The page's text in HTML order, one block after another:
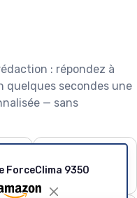
ForceClima 9350
: répondez à
quelques secondes une
— sans
Robot tondeuse : le